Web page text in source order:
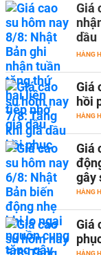
Giá
dầu
HÀNG
Giá
hồi
HÀNG
Giá
gây
HÀNG
Giá
HÀNG